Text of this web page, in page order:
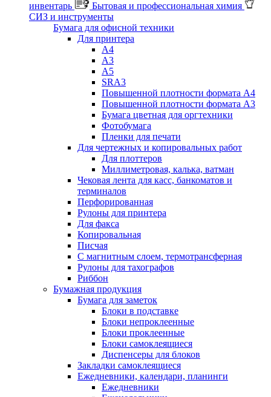
инвентарь
Бытовая и профессиональная химия
СИЗ и инструменты
Бумага для офисной техники
Для принтера
А4
А3
А5
SRA3
Повышенной плотности формата А4
Повышенной плотности формата А3
Бумага цветная для оргтехники
Фотобумага
Пленки для печати
Для чертежных и копировальных работ
Для плоттеров
Миллиметровая, калька, ватман
Чековая лента для касс, банкоматов и
терминалов
Перфорированная
Рулоны для принтера
Для факса
Копировальная
Писчая
С магнитным слоем, термотрансферная
Рулоны для тахографов
Риббон
Бумажная продукция
Бумага для заметок
Блоки в подставке
Блоки непроклеенные
Блоки проклеенные
Блоки самоклеящиеся
Диспенсеры для блоков
Закладки самоклеящиеся
Ежедневники, календари, планинги
Ежедневники